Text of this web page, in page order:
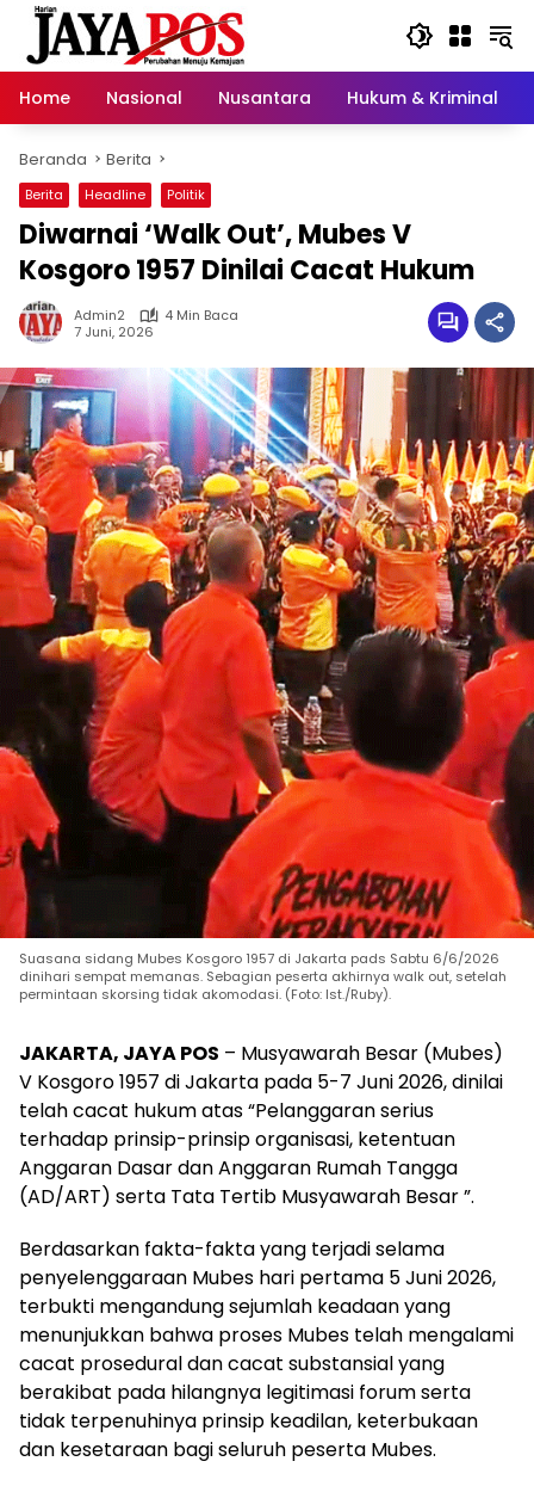
Langsung
konten
Home
Nasional Nusantara Hukum & Kriminal
Beranda Berita
Berita Headline Politik
Diwarnai ‘Walk Out’, Mubes V
Kosgoro 1957 Dinilai Cacat Hukum
Admin2
4 Min Baca
7 Juni, 2026
Suasana sidang Mubes Kosgoro 1957 di Jakarta pads Sabtu 6/6/2026
dinihari sempat memanas. Sebagian peserta akhirnya walk out, setelah
permintaan skorsing tidak akomodasi. (Foto: Ist./Ruby).
JAKARTA, JAYA POS – Musyawarah Besar (Mubes)
V Kosgoro 1957 di Jakarta pada 5-7 Juni 2026, dinilai
telah cacat hukum atas “Pelanggaran serius
terhadap prinsip-prinsip organisasi, ketentuan
Anggaran Dasar dan Anggaran Rumah Tangga
(AD/ART) serta Tata Tertib Musyawarah Besar ”.
Berdasarkan fakta-fakta yang terjadi selama
penyelenggaraan Mubes hari pertama 5 Juni 2026,
terbukti mengandung sejumlah keadaan yang
menunjukkan bahwa proses Mubes telah mengalami
cacat prosedural dan cacat substansial yang
berakibat pada hilangnya legitimasi forum serta
tidak terpenuhinya prinsip keadilan, keterbukaan
dan kesetaraan bagi seluruh peserta Mubes.